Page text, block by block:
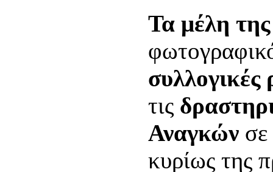
Τα μέλη
συλλογικές
τις
Αναγκών
κυρίως της